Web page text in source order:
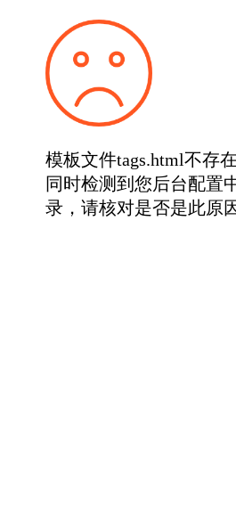
模板文件tags.html不存在
同时检测到您后台配置
录，请核对是否是此原